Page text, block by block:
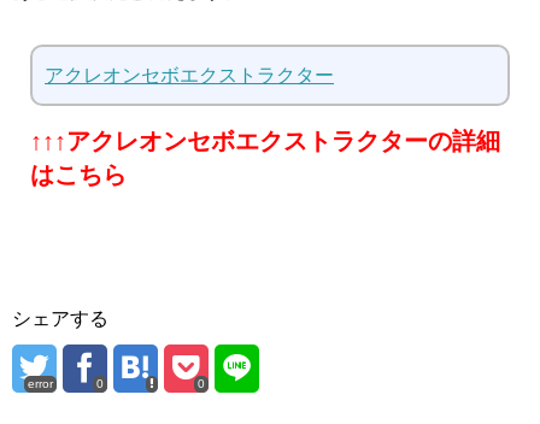
アクレオンセボエクストラクター
↑↑↑アクレオンセボエクストラクターの詳細
はこちら
シェアする
error 0 0